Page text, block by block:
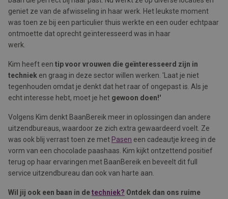
geniet ze van de afwisseling in haar werk. Het leukste moment
was toen ze bij een particulier thuis werkte en een ouder echtpaar
ontmoette dat oprecht geïnteresseerd was in haar
werk.
Kim heeft een tip voor vrouwen die geïnteresseerd zijn in
techniek en graag in deze sector willen werken. 'Laat je niet
tegenhouden omdat je denkt dat het raar of ongepast is. Als je
echt interesse hebt, moet je het gewoon doen!'
Volgens Kim denkt BaanBereik meer in oplossingen dan andere
uitzendbureaus, waardoor ze zich extra gewaardeerd voelt. Ze
was ook blij verrast toen ze met Pasen een cadeautje kreeg in de
vorm van een chocolade paashaas. Kim kijkt ontzettend positief
terug op haar ervaringen met BaanBereik en beveelt dit full
service uitzendbureau dan ook van harte aan.
Wil jij ook een baan in detechniek? Ontdek dan ons ruime